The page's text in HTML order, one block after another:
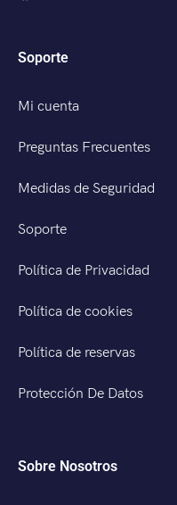
Soporte
Mi cuenta
Preguntas Frecuentes
Medidas de Seguridad
Soporte
Política de Privacidad
Política de cookies
Política de reservas
Protección De Datos
Sobre Nosotros